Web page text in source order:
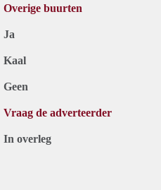
Overige buurten
Ja
Kaal
Geen
Vraag de adverteerder
In overleg